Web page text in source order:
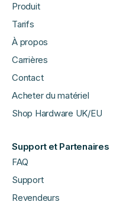
Produit
Tarifs
À propos
Carrières
Contact
Acheter du matériel
Shop Hardware UK/EU
Support et Partenaires
FAQ
Support
Revendeurs